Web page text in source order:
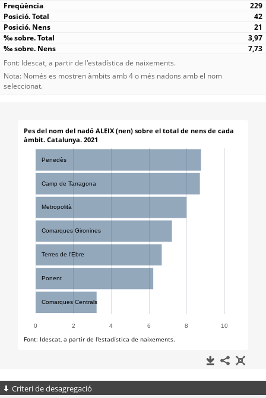
229
42
21
3,97
7,73
Font: Idescat, a partir de l'estadística de naixements.
Nota: Només es mostren àmbits amb 4 o més nadons amb el nom
seleccionat.
Criteri de desagregació